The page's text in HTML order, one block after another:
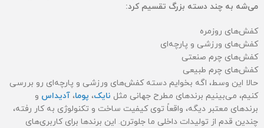
می‌شه به چند دسته بزرگ تقسیم کرد:
کفش‌های روزمره
کفش‌های ورزشی و پارچه‌ای
کفش‌های چرم صنعتی
کفش‌های چرم طبیعی
حالا این وسط، اگه بخوایم دسته کفش‌های ورزشی و پارچه‌ای رو بررسی
کنیم، می‌بینیم برندهای مطرح جهانی مثل نایک، پوما، آدیداس و
برندهای معتبر دیگه، واقعاً توی کیفیت ساخت و تکنولوژی به کار رفته،
چندین قدم از تولیدات داخلی ما جلوترن. این برندها برای کاربری‌های